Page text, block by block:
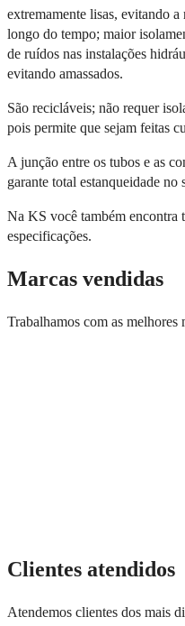
extremamente lisas, evitando
longo do tempo; maior
de ruídos nas instalações
evitando amassados.
São recicláveis; não requer
pois permite que sejam feitas
A junção entre os tubos e as
garante total estanqueidade no
Na KS você também encontra
especificações.
Marcas vendidas
Trabalhamos com as melhores
Clientes atendidos
Atendemos clientes dos mais